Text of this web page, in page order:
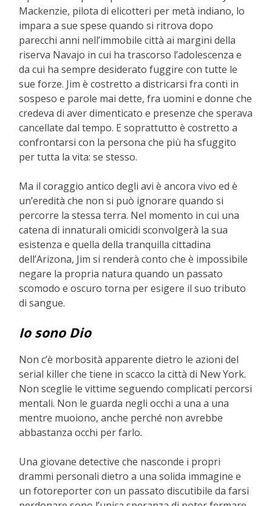
Mackenzie, pilota di elicotteri per metà indiano, lo
impara a sue spese quando si ritrova dopo
parecchi anni nell’immobile città ai margini della
riserva Navajo in cui ha trascorso l’adolescenza e
da cui ha sempre desiderato fuggire con tutte le
sue forze. Jim è costretto a districarsi fra conti in
sospeso e parole mai dette, fra uomini e donne che
credeva di aver dimenticato e presenze che sperava
cancellate dal tempo. E soprattutto è costretto a
confrontarsi con la persona che più ha sfuggito
per tutta la vita: se stesso.
Ma il coraggio antico degli avi è ancora vivo ed è
un’eredità che non si può ignorare quando si
percorre la stessa terra. Nel momento in cui una
catena di innaturali omicidi sconvolgerà la sua
esistenza e quella della tranquilla cittadina
dell’Arizona, Jim si renderà conto che è impossibile
negare la propria natura quando un passato
scomodo e oscuro torna per esigere il suo tributo
di sangue.
Io sono Dio
Non c’è morbosità apparente dietro le azioni del
serial killer che tiene in scacco la città di New York.
Non sceglie le vittime seguendo complicati percorsi
mentali. Non le guarda negli occhi a una a una
mentre muoiono, anche perché non avrebbe
abbastanza occhi per farlo.
Una giovane detective che nasconde i propri
drammi personali dietro a una solida immagine e
un fotoreporter con un passato discutibile da farsi